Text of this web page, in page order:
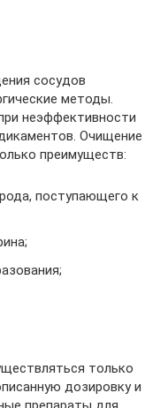
сосудов
методы.
неэффективности
Очищение
преимуществ:
поступающего к
только
дозировку и